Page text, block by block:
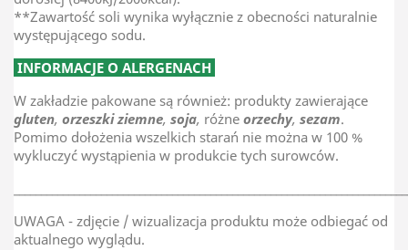
**Zawartość soli wynika wyłącznie z obecności naturalnie
występującego sodu.
INFORMACJE O ALERGENACH
W zakładzie pakowane są również: produkty zawierające
gluten, orzeszki ziemne, soja, różne orzechy, sezam.
Pomimo dołożenia wszelkich starań nie można w 100 %
wykluczyć wystąpienia w produkcie tych surowców.
UWAGA - zdjęcie / wizualizacja produktu może odbiegać od
aktualnego wyglądu.